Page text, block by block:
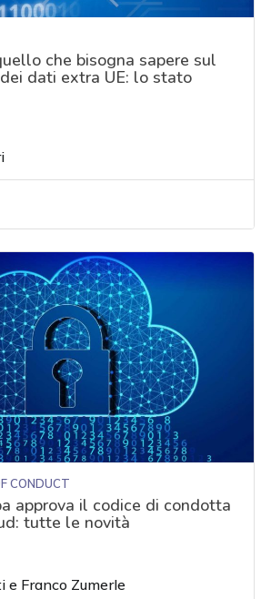
che bisogna sapere sul
dati extra UE: lo stato
CONDUCT
approva il codice di condotta
tutte le novità
e Franco Zumerle